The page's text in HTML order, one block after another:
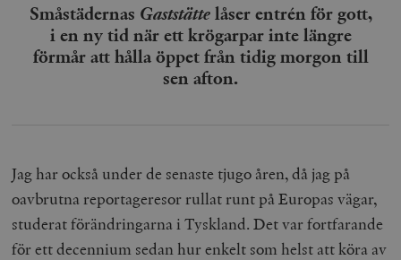
Småstädernas Gaststättelåser entrén för gott,
i en ny tid när ett krögarpar inte längre
förmår att hålla öppet från tidig morgon till
sen afton.
Jag har också under de senaste tjugo åren, då jag på
oavbrutna reportageresor rullat runt på Europas vägar,
studerat förändringarna i Tyskland. Det var fortfarande
för ett decennium sedan hur enkelt som helst att köra av